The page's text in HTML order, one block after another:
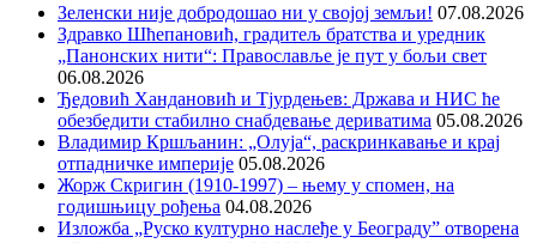
Зеленски није добродошао ни у својој земљи! 07.08.2026
Здравко Шћепановић, градитељ братства и уредник
„Панонских нити“: Православље је пут у бољи свет
06.08.2026
Ђедовић Хандановић и Тјурдењев: Држава и НИС ће
обезбедити стабилно снабдевање дериватима 05.08.2026
Владимир Кршљанин: „Олуја“, раскринкавање и крај
отпадничке империје 05.08.2026
Жорж Скригин (1910-1997) – њему у спомен, на
годишњицу рођења 04.08.2026
Изложба „Руско културно наслеђе у Београду” отворена